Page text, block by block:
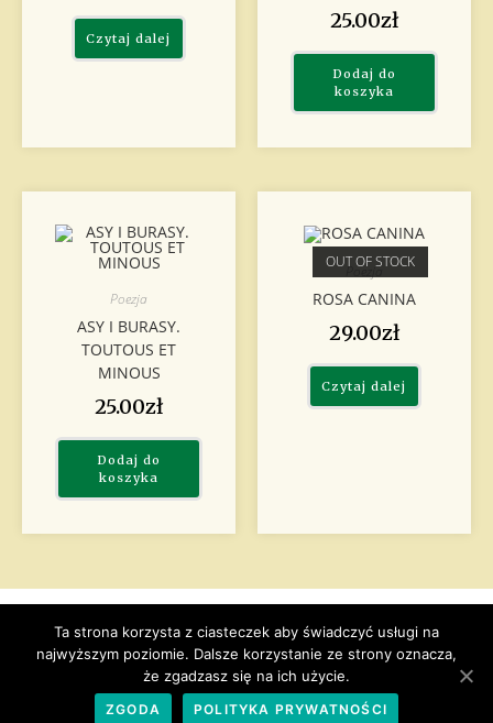
Czytaj dalej
25.00zł
Dodaj do
koszyka
Poezja
ASY I BURASY.
TOUTOUS ET
MINOUS
25.00zł
Dodaj do
koszyka
OUT OF STOCK
Poezja
ROSA CANINA
29.00zł
Czytaj dalej
Copyright © 2019 by Oficyna Wydawnicza Kucharski. All rights
reserved.
Web by adShock
Ta strona korzysta z ciasteczek aby świadczyć usługi na
najwyższym poziomie. Dalsze korzystanie ze strony oznacza,
że zgadzasz się na ich użycie.
ZGODA POLITYKA PRYWATNOŚCI